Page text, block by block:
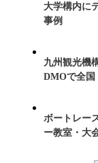
大学構内に
事例
九州観光機
DMOで全国
ボートレー
ー教室・大